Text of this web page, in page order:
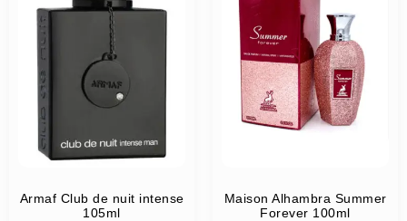
Armaf Club de nuit intense
105ml
Maison Alhambra Summer
Forever 100ml